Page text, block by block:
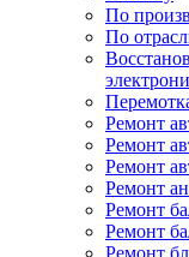
По
По
Ремонт
Ремонт
Ремонт
Ремонт
Ремонт
Ремонт
Ремонт